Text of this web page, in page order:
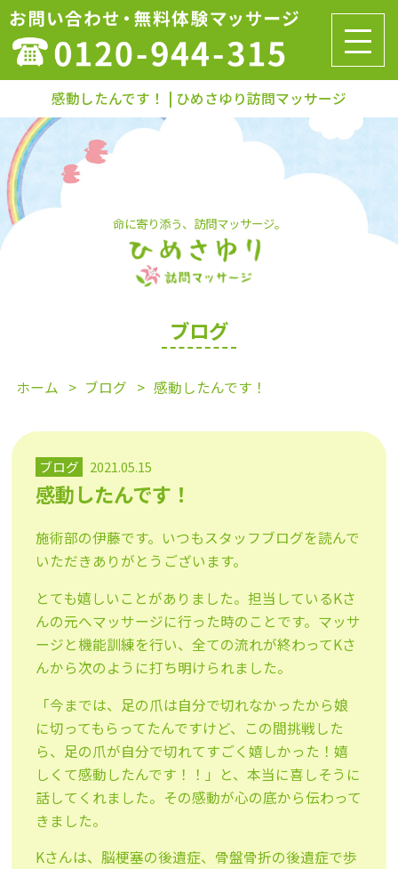
感動したんです！ | ひめさゆり訪問マッサージ
命に寄り添う、訪問マッサージ。
ブログ
ホーム ブログ 感動したんです！
ブログ 2021.05.15
感動したんです！
施術部の伊藤です。いつもスタッフブログを読んで
いただきありがとうございます。
とても嬉しいことがありました。担当しているKさ
んの元へマッサージに行った時のことです。マッサ
ージと機能訓練を行い、全ての流れが終わってKさ
んから次のように打ち明けられました。
「今までは、足の爪は自分で切れなかったから娘
に切ってもらってたんですけど、この間挑戦した
ら、足の爪が自分で切れてすごく嬉しかった！嬉
しくて感動したんです！！」と、本当に喜しそうに
話してくれました。その感動が心の底から伝わって
きました。
Kさんは、脳梗塞の後遺症、骨盤骨折の後遺症で歩